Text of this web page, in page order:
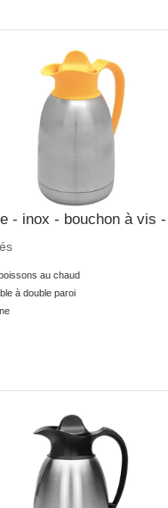
- inox - bouchon à vis
au chaud
à double paroi